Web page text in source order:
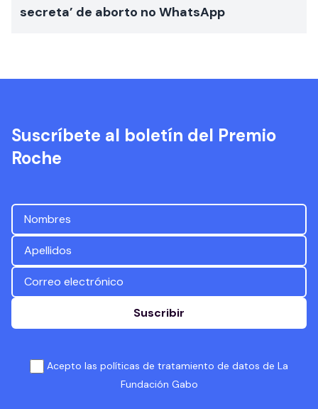
secreta’ de aborto no WhatsApp
Suscríbete al boletín del Premio
Roche
Suscribir
Acepto las políticas de tratamiento de datos de La
Fundación Gabo